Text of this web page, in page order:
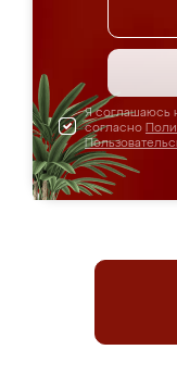
Я соглашаюсь
согласно